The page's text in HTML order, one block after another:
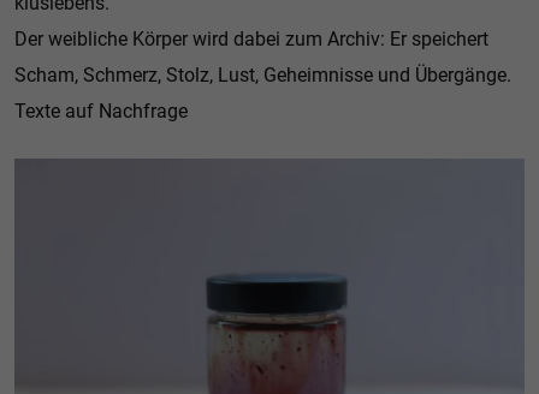
Der weib­li­che Kör­per wird dabei zum Ar­chiv: Er spei­chert
Scham, Schmerz, Stolz, Lust, Ge­heim­nis­se und Über­gän­ge.
Texte auf Nach­fra­ge